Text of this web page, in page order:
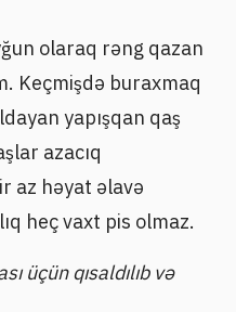
olaraq rəng qazan
Keçmişdə buraxmaq
yapışqan qaş
azacıq
az həyat əlavə
heç vaxt pis olmaz.
üçün qısaldılıb və